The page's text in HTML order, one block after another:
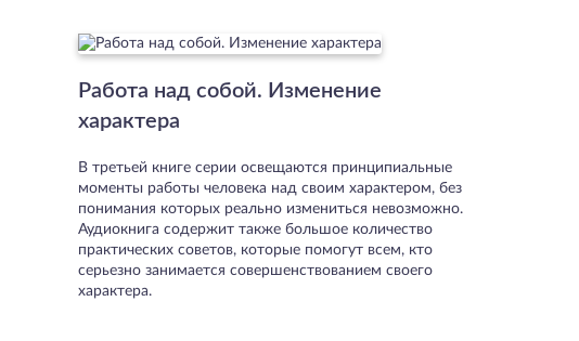
Работа над собой. Изменение
характера
В третьей книге серии освещаются принципиальные
моменты работы человека над своим характером, без
понимания которых реально измениться невозможно.
Аудиокнига содержит также большое количество
практических советов, которые помогут всем, кто
серьезно занимается совершенствованием своего
характера.